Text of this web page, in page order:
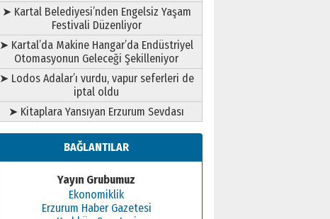
➤ Kartal Belediyesi’nden Engelsiz Yaşam
Festivali Düzenliyor
➤ Kartal’da Makine Hangar’da Endüstriyel
Otomasyonun Geleceği Şekilleniyor
➤ Lodos Adalar’ı vurdu, vapur seferleri de
iptal oldu
➤ Kitaplara Yansıyan Erzurum Sevdası
BAĞLANTILAR
Yayın Grubumuz
Ekonomiklik
Erzurum Haber Gazetesi